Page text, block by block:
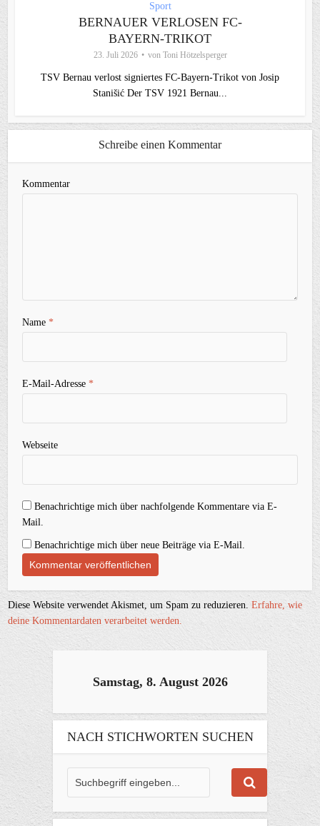
Sport
BERNAUER VERLOSEN FC-
BAYERN-TRIKOT
23. Juli 2026 von Toni Hötzelsperger
TSV Bernau verlost signiertes FC‑Bayern‑Trikot von Josip
Stanišić Der TSV 1921 Bernau...
Schreibe einen Kommentar
Kommentar
Name*
E-Mail-Adresse*
Webseite
Benachrichtige mich über nachfolgende Kommentare via E-
Mail.
Benachrichtige mich über neue Beiträge via E-Mail.
Diese Website verwendet Akismet, um Spam zu reduzieren.Erfahre, wie
deine Kommentardaten verarbeitet werden.
Samstag, 8. August 2026
NACH STICHWORTEN SUCHEN